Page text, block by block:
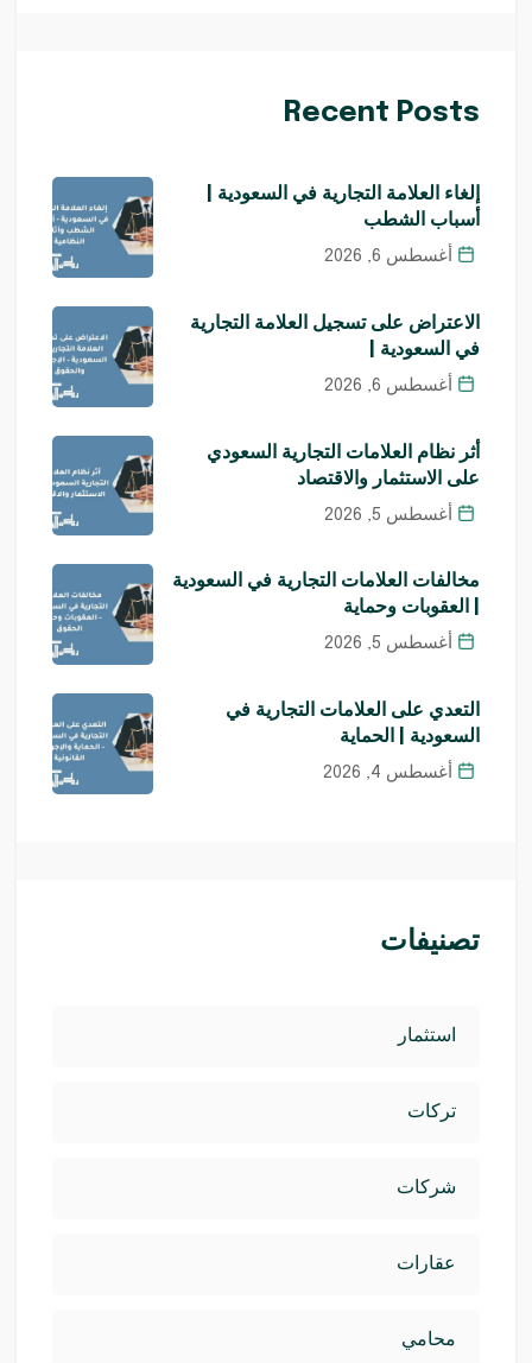
Recent Posts
إلغاء العلامة التجارية في السعودية |
أسباب الشطب
أغسطس 6, 2026
الاعتراض على تسجيل العلامة التجارية
في السعودية |
أغسطس 6, 2026
أثر نظام العلامات التجارية السعودي
على الاستثمار والاقتصاد
أغسطس 5, 2026
مخالفات العلامات التجارية في السعودية
| العقوبات وحماية
أغسطس 5, 2026
التعدي على العلامات التجارية في
السعودية | الحماية
أغسطس 4, 2026
تصنيفات
استثمار
تركات
شركات
عقارات
محامي